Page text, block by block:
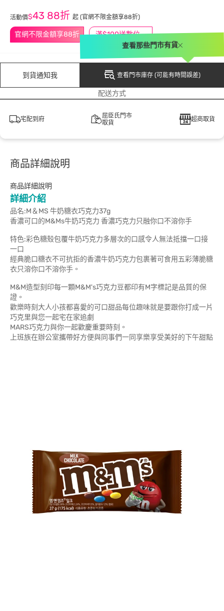
官網不限金額享88折 滿$100送數位印花
活動價$43 88折 起 (官網不限金額享88折)
到貨通知我 查看門市庫存 (可能有時間誤差)
查看那些門市有貨
配送方式
宅配到府
屈臣氏門市
取貨
超商取貨
商品詳細說明
商品詳細說明
詳細介紹
品名:M＆MS 牛奶糖衣巧克力37g
香濃可口的M&Ms牛奶巧克力 香濃巧克力只融你口不溶你手
特色:彩色糖殼包覆牛奶巧克力多層次的口感令人無法抵擋一口接
一口
經典脆口糖衣不可抗拒的香濃牛奶巧克力包裹著可食用五彩薄脆糖
衣只溶你口不溶你手。
M&M造型刻印每一顆M&M's巧克力豆都印有M字標記是品質的保
證。
歡樂時刻大人小孩都喜愛的可口甜品每位趣味就是要跟你打成一片
巧克里與您一起宅在家追劇
MARS巧克力與你一起歡慶重要時刻。
上班族在辦公室攜帶好方便與同事們一同享樂享受美好的下午甜點